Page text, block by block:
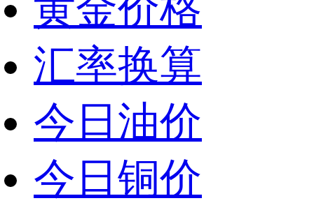
黄金价格
汇率换算
今日油价
今日铜价